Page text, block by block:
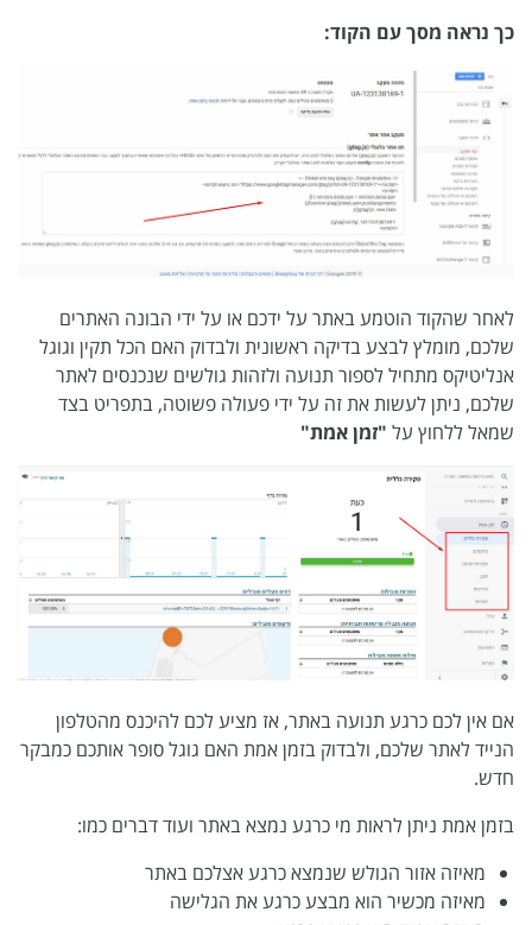
כך נראה מסך עם הקוד:
לאחר שהקוד הוטמע באתר על ידכם או על ידי הבונה האתרים
שלכם, מומלץ לבצע בדיקה ראשונית ולבדוק האם הכל תקין וגוגל
אנליטיקס מתחיל לספור תנועה ולזהות גולשים שנכנסים לאתר
שלכם, ניתן לעשות את זה על ידי פעולה פשוטה, בתפריט בצד
שמאל ללחוץ על "זמן אמת"
אם אין לכם כרגע תנועה באתר, אז מציע לכם להיכנס מהטלפון
הנייד לאתר שלכם, ולבדוק בזמן אמת האם גוגל סופר אותכם כמבקר
חדש.
בזמן אמת ניתן לראות מי כרגע נמצא באתר ועוד דברים כמו:
מאיזה אזור הגולש שנמצא כרגע אצלכם באתר
מאיזה מכשיר הוא מבצע כרגע את הגלישה